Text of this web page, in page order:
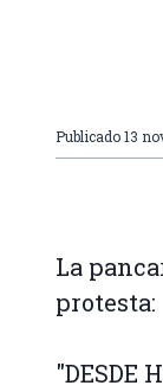
Publicado13
La
protesta:
"DESDE